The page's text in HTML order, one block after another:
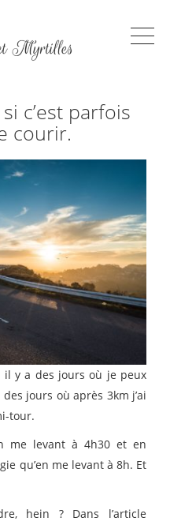
c’est parfois
courir.
il y a des jours où je peux
jours où après 3km j’ai
tour.
me levant à 4h30 et en
qu’en me levant à 8h. Et
hein ? Dans l’article